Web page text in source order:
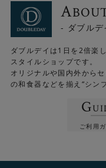
A
- ダブルデ
ダブルデイは1日を2倍楽
スタイルショップです。
オリジナルや国内外から
の和食器などを揃え“シン
G
ご利用